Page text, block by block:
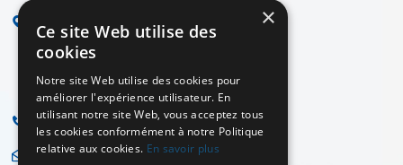
UTL du Villeneuvois
Maison de la Vie Associative
47300 Villeneuve sur Lot
06 08 94 02 36
utlcom.villeneuvois@orange.fr
×
Ce site Web utilise des
cookies
Notre site Web utilise des cookies pour
améliorer l'expérience utilisateur. En
utilisant notre site Web, vous acceptez tous
les cookies conformément à notre Politique
relative aux cookies. En savoir plus